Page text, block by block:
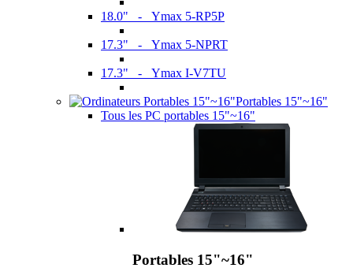
18.0" - Ymax 5-RP5P
17.3" - Ymax 5-NPRT
17.3" - Ymax I-V7TU
Portables 15"~16"
Tous les PC portables 15"~16"
Portables 15"~16"